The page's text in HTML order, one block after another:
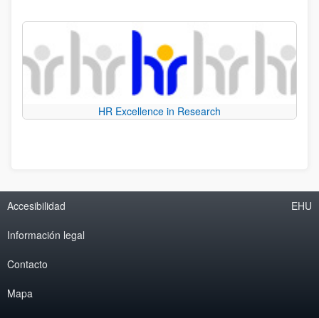
HR Excellence in Research
Accesibilidad
Información legal
Contacto
Mapa
EHU